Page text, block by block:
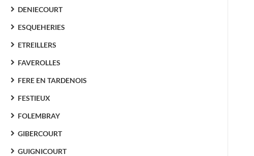
DENIECOURT
ESQUEHERIES
ETREILLERS
FAVEROLLES
FERE EN TARDENOIS
FESTIEUX
FOLEMBRAY
GIBERCOURT
GUIGNICOURT